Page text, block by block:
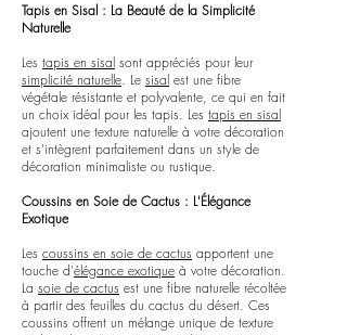
Tapis en Sisal : La Beauté de la Simplicité
Naturelle
Les tapis en sisal sont appréciés pour leur
simplicité naturelle. Le sisal est une fibre
végétale résistante et polyvalente, ce qui en fait
un choix idéal pour les tapis. Les tapis en sisal
ajoutent une texture naturelle à votre décoration
et s'intègrent parfaitement dans un style de
décoration minimaliste ou rustique.
Coussins en Soie de Cactus : L'Élégance
Exotique
Les coussins en soie de cactus apportent une
touche d'élégance exotique à votre décoration.
La soie de cactus est une fibre naturelle récoltée
à partir des feuilles du cactus du désert. Ces
coussins offrent un mélange unique de texture